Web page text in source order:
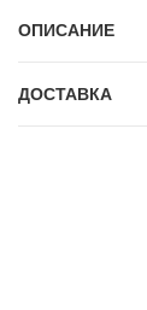
ОПИСАНИЕ
ДОСТАВКА